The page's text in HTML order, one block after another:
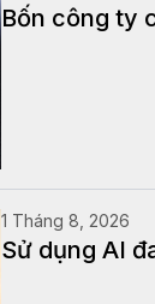
Bốn công ty
1 Tháng 8, 2026
Sử dụng AI